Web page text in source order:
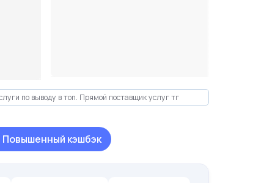
по выводу в топ. Прямой поставщик услуг тг
Повышенный кэшбэк